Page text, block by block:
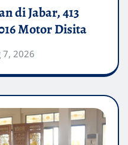
di Jabar, 413
Motor Disita
7, 2026